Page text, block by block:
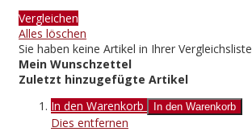
Vergleichen
Alles löschen
Sie haben keine Artikel in Ihrer Vergleichsliste
Mein Wunschzettel
Zuletzt hinzugefügte Artikel
In den Warenkorb
In den Warenkorb
Dies entfernen